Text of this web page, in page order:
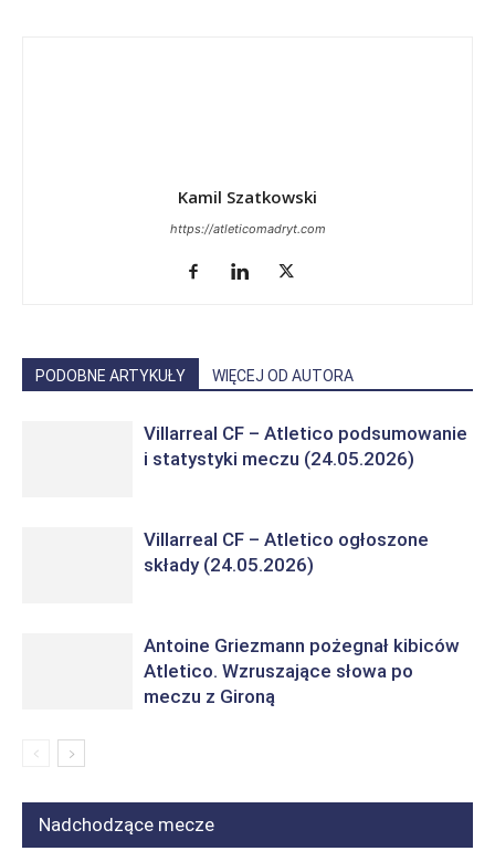
Kamil Szatkowski
https://atleticomadryt.com
PODOBNE ARTYKUŁY WIĘCEJ OD AUTORA
Villarreal CF – Atletico podsumowanie
i statystyki meczu (24.05.2026)
Villarreal CF – Atletico ogłoszone
składy (24.05.2026)
Antoine Griezmann pożegnał kibiców
Atletico. Wzruszające słowa po
meczu z Gironą
Nadchodzące mecze